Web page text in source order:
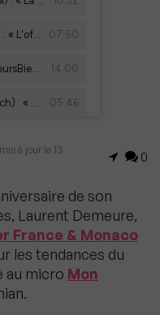
à jour le 13
0
de son
Laurent Demeure,
France & Monaco
les tendances du
au micro Mon